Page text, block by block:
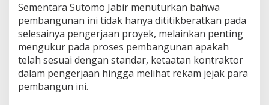
t
Sementara Sutomo Jabir menuturkan bahwa
pembangunan ini tidak hanya dititikberatkan pada
selesainya pengerjaan proyek, melainkan penting
mengukur pada proses pembangunan apakah
telah sesuai dengan standar, ketaatan kontraktor
dalam pengerjaan hingga melihat rekam jejak para
pembangun ini.